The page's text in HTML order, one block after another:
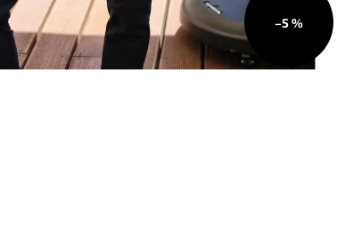
–5 %